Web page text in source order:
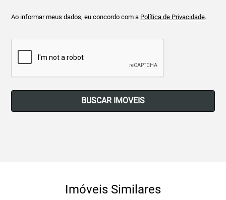
Ao informar meus dados, eu concordo com a Política de Privacidade.
BUSCAR IMOVEIS
Imóveis Similares